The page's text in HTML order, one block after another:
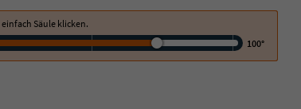
Säule klicken.
100°
Verwendung von Cookies auf dieser Website zu
speichern.